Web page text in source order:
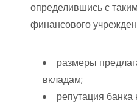
определившись с
финансового
размеры
вкладам;
репутация